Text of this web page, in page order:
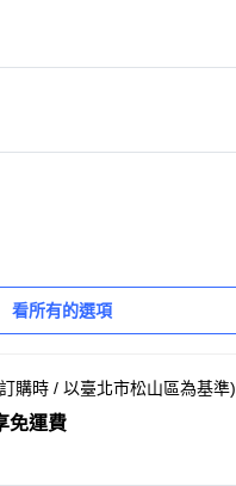
看所有的選項
購時 / 以臺北市松山區為基準)
免運費